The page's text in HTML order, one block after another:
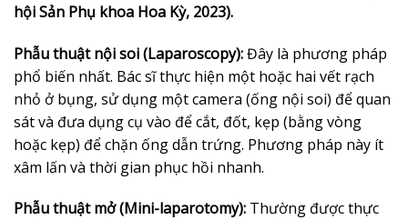
hội Sản Phụ khoa Hoa Kỳ, 2023).
Phẫu thuật nội soi (Laparoscopy):Đây là phương pháp
phổ biến nhất. Bác sĩ thực hiện một hoặc hai vết rạch
nhỏ ở bụng, sử dụng một camera (ống nội soi) để quan
sát và đưa dụng cụ vào để cắt, đốt, kẹp (bằng vòng
hoặc kẹp) để chặn ống dẫn trứng. Phương pháp này ít
xâm lấn và thời gian phục hồi nhanh.
Phẫu thuật mở (Mini-laparotomy): Thường được thực